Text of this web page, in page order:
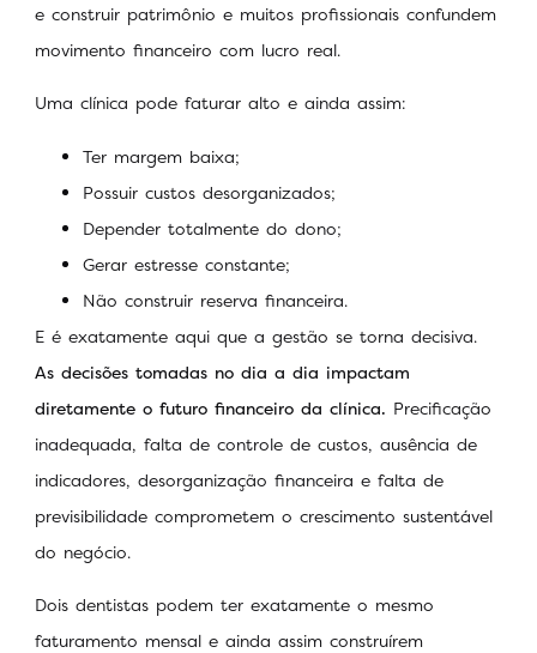
e construir patrimônio e muitos profissionais confundem
movimento financeiro com lucro real.
Uma clínica pode faturar alto e ainda assim:
Ter margem baixa;
Possuir custos desorganizados;
Depender totalmente do dono;
Gerar estresse constante;
Não construir reserva financeira.
E é exatamente aqui que a gestão se torna decisiva.
As decisões tomadas no dia a dia impactam
diretamente o futuro financeiro da clínica. Precificação
inadequada, falta de controle de custos, ausência de
indicadores, desorganização financeira e falta de
previsibilidade comprometem o crescimento sustentável
do negócio.
Dois dentistas podem ter exatamente o mesmo
faturamento mensal e ainda assim construírem